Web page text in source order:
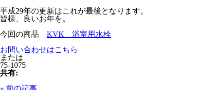
平成29年の更新はこれが最後となります。
皆様、良いお年を。
今回の商品 KVK 浴室用水栓
お問い合わせはこちら
または
75-1075
共有:
« 前の記事